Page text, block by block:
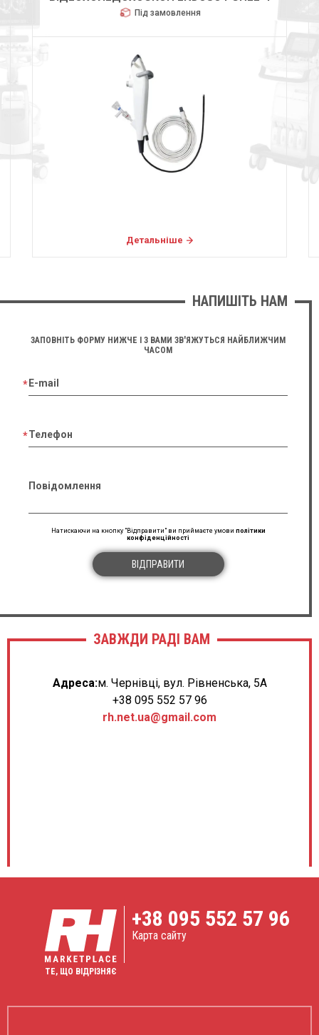
Під замовлення
Детальніше
НАПИШІТЬ НАМ
ЗАПОВНІТЬ ФОРМУ НИЖЧЕ І З ВАМИ ЗВ'ЯЖУТЬСЯ НАЙБЛИЖЧИМ
ЧАСОМ
E-mail
Телефон
Повідомлення
Натискаючи на кнопку "Відправити" ви приймаєте умови політики
конфіденційності
ВІДПРАВИТИ
ЗАВЖДИ РАДІ ВАМ
Адреса:м. Чернівці, вул. Рівненська, 5А
+38 095 552 57 96
rh.net.ua@gmail.com
ТЕ, ЩО ВІДРІЗНЯЄ
+38 095 552 57 96
Карта сайту